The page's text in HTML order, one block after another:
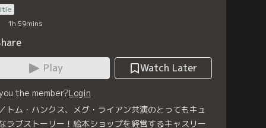
1h 59mins
Play
Watch Later
the member?Login
トム・ハンクス、メグ・ライアン共演のとってもキュ
ラブストーリー！絵本ショップを経営するキャスリー